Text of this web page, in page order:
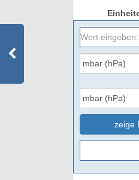
zeige